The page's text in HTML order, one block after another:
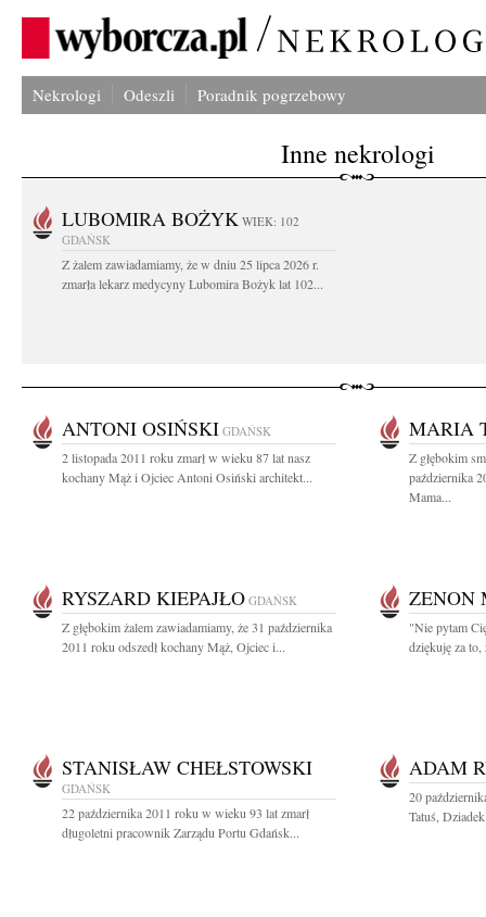
Nekrologi Odeszli Poradnik pogrzebowy
Inne nekrologi
LUBOMIRA BOŻYK WIEK: 102
GDAŃSK
Z żalem zawiadamiamy, że w dniu 25 lipca 2026 r.
zmarła lekarz medycyny Lubomira Bożyk lat 102...
ANTONI OSIŃSKI GDAŃSK
2 listopada 2011 roku zmarł w wieku 87 lat nasz
kochany Mąż i Ojciec Antoni Osiński architekt...
MARIA
Z głębokim
października
Mama...
RYSZARD KIEPAJŁO GDAŃSK
Z głębokim żalem zawiadamiamy, że 31 października
2011 roku odszedł kochany Mąż, Ojciec i...
ZENON
"Nie pytam
dziękuję za to,
STANISŁAW CHEŁSTOWSKI
GDAŃSK
22 października 2011 roku w wieku 93 lat zmarł
długoletni pracownik Zarządu Portu Gdańsk...
ADAM
20
Tatuś,